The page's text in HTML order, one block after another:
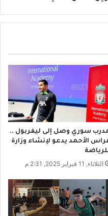
سوري وصل إلى ليفربول ..
الأحمد يدعو لإنشاء وزارة
الثلاثاء, 11 فبراير 2025, 2:31 م